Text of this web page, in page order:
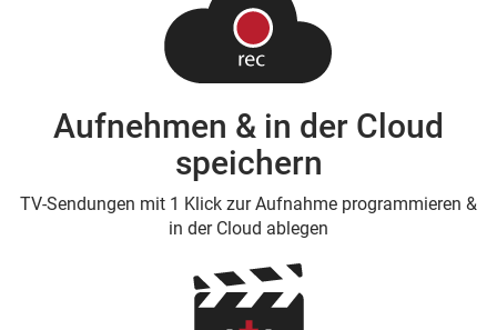
Aufnehmen & in der Cloud
speichern
TV-Sendungen mit 1 Klick zur Aufnahme programmieren &
in der Cloud ablegen